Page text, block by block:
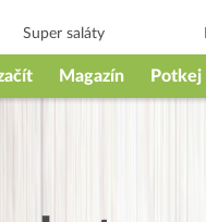
Super saláty
Magazín Potkej